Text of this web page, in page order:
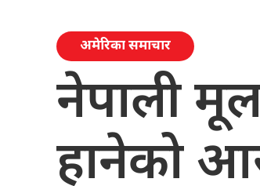
अमेरिका समाचार
नेपाली
हानेको